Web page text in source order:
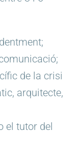
de la crisi
arquitecte,
el tutor del